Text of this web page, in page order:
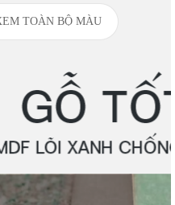
TOÀN BỘ MÀU